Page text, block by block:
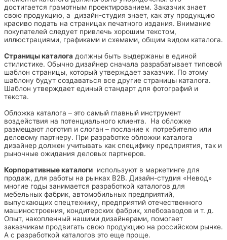
достигается грамотным проектированием. Заказчик знает
свою продукцию, а дизайн-студия знает, как эту продукцию
красиво подать на страницах печатного издания. Внимание
покупателей следует привлечь хорошим текстом,
иллюстрациями, графиками и схемами, общим видом каталога.
Страницы каталога должны быть выдержаны в единой
стилистике. Обычно дизайнер сначала разрабатывает типовой
шаблон страницы, который утверждает заказчик. По этому
шаблону будут создаваться все другие страницы каталога.
Шаблон утверждает единый стандарт для фотографий и
текста.
Обложка каталога – это самый главный инструмент
воздействия на потенциального клиента. На обложке
размещают логотип и слоган – послание к потребителю или
деловому партнеру. При разработке обложки каталога
дизайнер должен учитывать как специфику предприятия, так и
рыночные ожидания деловых партнеров.
Корпоративные каталоги используют в маркетинге для
продаж, для работы на рынках B2B. Дизайн-студия «Невод»
многие годы занимается разработкой каталогов для
мебельных фабрик, автомобильных предприятий,
выпускающих спецтехнику, предприятий отечественного
машиностроения, кондитерских фабрик, хлебозаводов и т. д.
Опыт, накопленный нашими дизайнерами, помогает
заказчикам продвигать свою продукцию на российском рынке.
А с разработкой каталогов это еще проще.